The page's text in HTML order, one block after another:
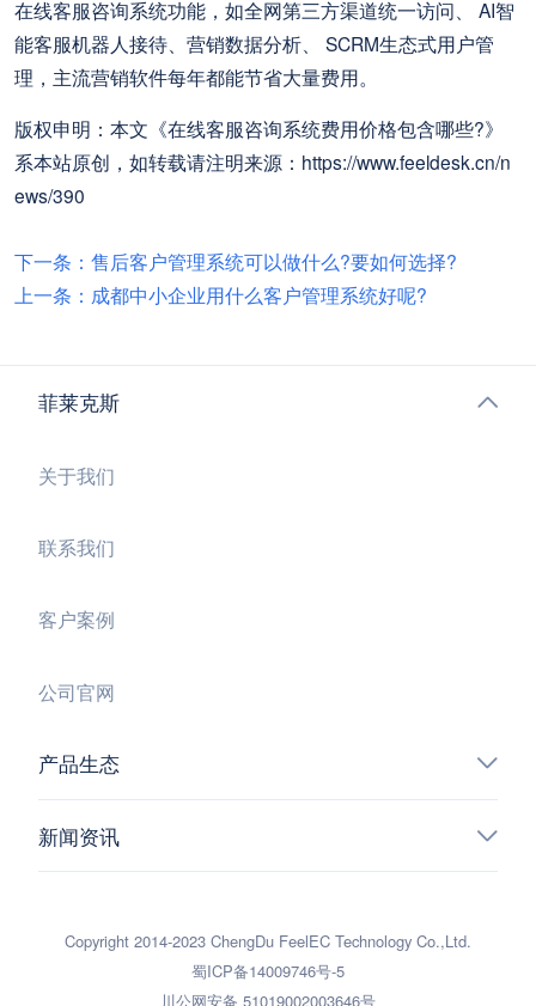
在线客服咨询系统功能，如全网第三方渠道统一访问、 AI智
能客服机器人接待、营销数据分析、 SCRM生态式用户管
理，主流营销软件每年都能节省大量费用。
版权申明：本文《在线客服咨询系统费用价格包含哪些?》
系本站原创，如转载请注明来源：https://www.feeldesk.cn/n
ews/390
下一条：售后客户管理系统可以做什么?要如何选择?
上一条：成都中小企业用什么客户管理系统好呢?
菲莱克斯
关于我们
联系我们
客户案例
公司官网
产品生态
新闻资讯
Copyright 2014-2023 ChengDu FeelEC Technology Co.,Ltd.
蜀ICP备14009746号-5
川公网安备 51019002003646号